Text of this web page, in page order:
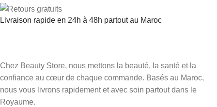
Livraison rapide en 24h à 48h partout au Maroc
Chez Beauty Store, nous mettons la beauté, la santé et la
confiance au cœur de chaque commande. Basés au Maroc,
nous vous livrons rapidement et avec soin partout dans le
Royaume.